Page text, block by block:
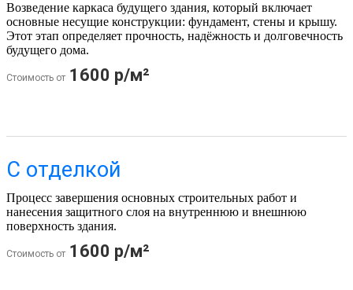
Возведение каркаса будущего здания, который включает
основные несущие конструкции: фундамент, стены и крышу.
Этот этап определяет прочность, надёжность и долговечность
будущего дома.
Стоимость от 1600 р/м²
С отделкой
Процесс завершения основных строительных работ и
нанесения защитного слоя на внутреннюю и внешнюю
поверхность здания.
Стоимость от 1600 р/м²